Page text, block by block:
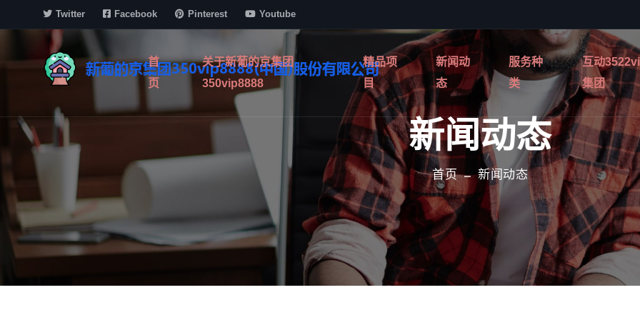
Twitter Facebook Pinterest Youtube
首
页
关于新葡的京集团
350vip8888
精品项
目
新闻动
态
服务种
类
互动
集团
新闻动态
首页 新闻动态